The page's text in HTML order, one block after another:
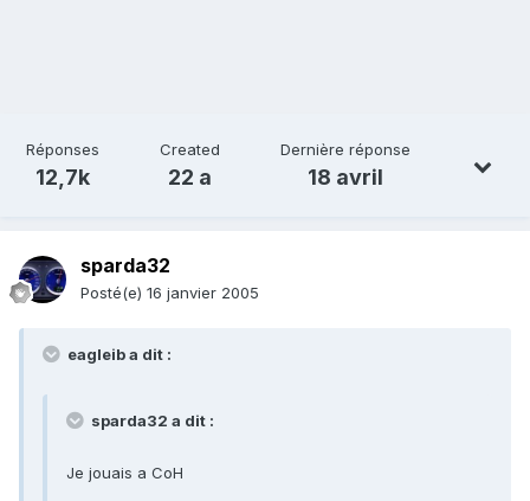
Réponses
12,7k
Created
22 a
Dernière réponse
18 avril
sparda32
Posté(e) 16 janvier 2005
eagleib a dit :
sparda32 a dit :
Je jouais a CoH